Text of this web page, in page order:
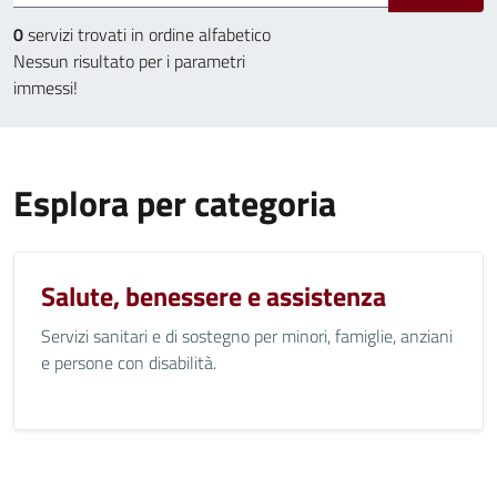
0servizi trovati in ordine alfabetico
Nessun risultato per i parametri
immessi!
Esplora per categoria
Salute, benessere e assistenza
Servizi sanitari e di sostegno per minori, famiglie, anziani
e persone con disabilità.